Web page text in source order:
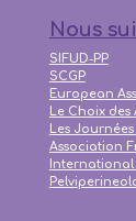
Nous
SIFUD-PP
SCGP
European
Le Choix des
Les
Association